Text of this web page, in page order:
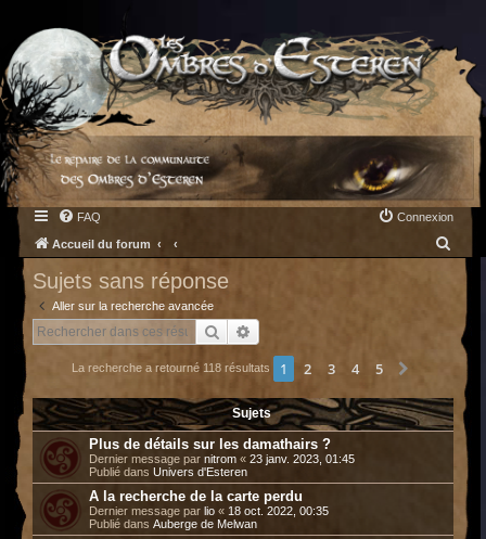
FAQ Connexion
Accueil du forum
c
h
Sujets sans réponse
Aller sur la recherche avancée
Rechercher
La recherche a retourné 118 résultats 1 2 3 4 5
Sujets
Plus de détails sur les damathairs ?
Dernier message par nitrom « 23 janv. 2023, 01:45
Publié dans Univers d'Esteren
A la recherche de la carte perdu
Dernier message par lio « 18 oct. 2022, 00:35
Publié dans Auberge de Melwan